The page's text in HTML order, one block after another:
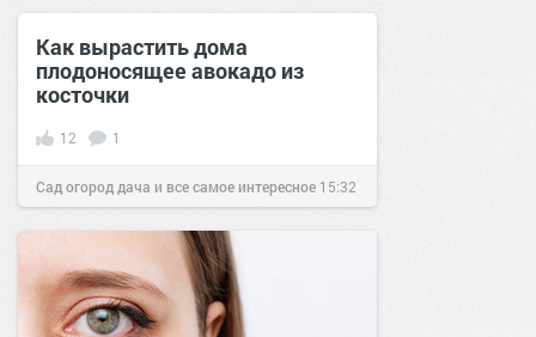
Как вырастить дома
плодоносящее авокадо из
косточки
12 1
Сад огород дача и все самое интересное 15:32
20 янв 2017